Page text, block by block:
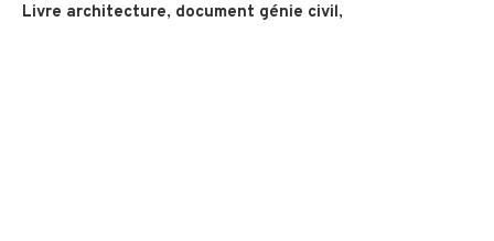
Livre architecture, document génie civil,